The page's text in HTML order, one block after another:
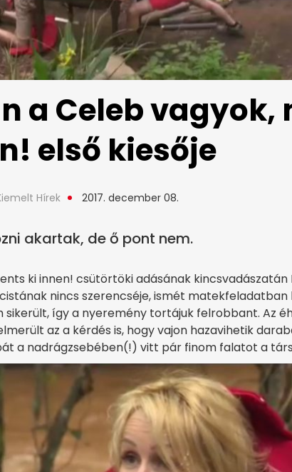
a Celeb vagyok,
első kiesője
Hírek 2017. december 08.
akartak, de ő pont nem.
ki innen! csütörtöki adásának
nincs szerencséje, ismét matekfeladatban
sikerült, így a nyeremény tortájuk felrobbant. Az
az a kérdés is, hogy vajon hazavihetik
a nadrágzsebében(!) vitt pár finom falatot a